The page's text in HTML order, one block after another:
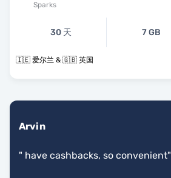
Sparks
30 天 7 GB
🇮🇪 爱尔兰 & 🇬🇧 英国
Arvin
" have cashbacks, so convenient"